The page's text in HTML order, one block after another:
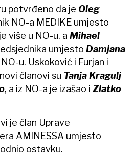
potvrđeno da je Oleg
NO-a MEDIKE umjesto
više u NO-u, a Mihael
umjesto Damjana
u. Uskoković i Furjan i
članovi su Tanja Kragulj
, a iz NO-a je izašao i Zlatko
je član Uprave
AMINESSA umjesto
ostavku.